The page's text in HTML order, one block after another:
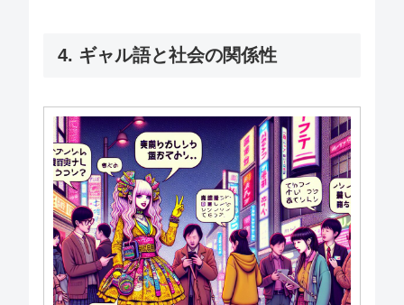
4. ギャル語と社会の関係性